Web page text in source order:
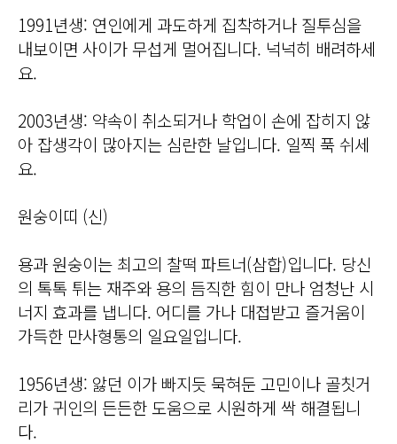
1991년생: 연인에게 과도하게 집착하거나 질투심을
내보이면 사이가 무섭게 멀어집니다. 넉넉히 배려하세
요.
2003년생: 약속이 취소되거나 학업이 손에 잡히지 않
아 잡생각이 많아지는 심란한 날입니다. 일찍 푹 쉬세
요.
원숭이띠 (신)
용과 원숭이는 최고의 찰떡 파트너(삼합)입니다. 당신
의 톡톡 튀는 재주와 용의 듬직한 힘이 만나 엄청난 시
너지 효과를 냅니다. 어디를 가나 대접받고 즐거움이
가득한 만사형통의 일요일입니다.
1956년생: 앓던 이가 빠지듯 묵혀둔 고민이나 골칫거
리가 귀인의 든든한 도움으로 시원하게 싹 해결됩니
다.